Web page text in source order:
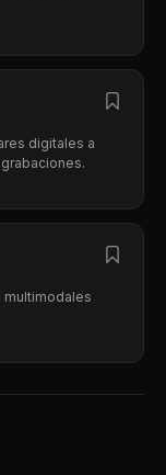
digitales a
multimodales